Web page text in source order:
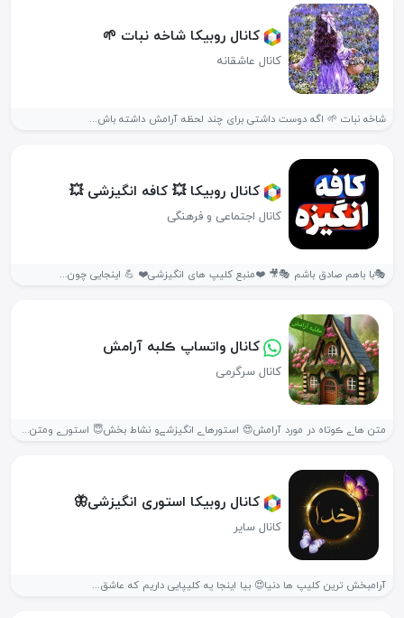
کانال روبیکا شاخه نبات 🌱
کانال عاشقانه
شاخه نبات 🌱 اگه دوست داشتی برای چند لحظه آرامش داشته باش...
کانال روبیکا 💥 کافه انگیزشی 💥
کانال اجتماعی و فرهنگی
🎭با باهم صادق باشم 🎭🎥 ❤️منبع کلیپ‌ های انگیزشی❤️ 💪 اینجایی چون...
کانال واتساپ ڪلبه آرامش
کانال سرگرمی
متن هاے ڪوتاه در مورد آرامش😍 استورھاے انگیزشےو نشاط بخش😇 استورے ومتن...
کانال روبیکا استوری انگیزشی🦋
کانال سایر
آرامبخش ترین کلیپ ها دنیا😍 بیا اینجا یه کلیپایی داریم که عاشق...